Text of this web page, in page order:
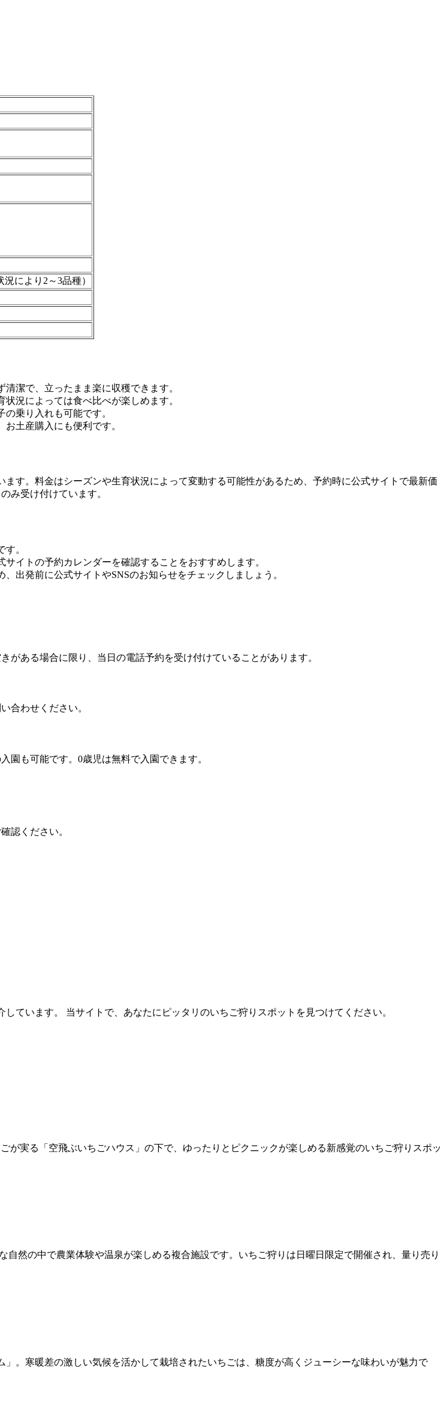
により2～3品種）
潔で、立ったまま楽に収穫できます。
況によっては食べ比べが楽しめます。
乗り入れも可能です。
土産購入にも便利です。
す。料金はシーズンや生育状況によって変動する可能性があるため、予約時に公式サイトで最新価
み受け付けています。
。
イトの予約カレンダーを確認することをおすすめします。
出発前に公式サイトやSNSのお知らせをチェックしましょう。
ある場合に限り、当日の電話予約を受け付けていることがあります。
合わせください。
園も可能です。0歳児は無料で入園できます。
認ください。
ています。 当サイトで、あなたにピッタリのいちご狩りスポットを見つけてください。
実る「空飛ぶいちごハウス」の下で、ゆったりとピクニックが楽しめる新感覚のいちご狩りスポッ
然の中で農業体験や温泉が楽しめる複合施設です。いちご狩りは日曜日限定で開催され、量り売り
。寒暖差の激しい気候を活かして栽培されたいちごは、糖度が高くジューシーな味わいが魅力で